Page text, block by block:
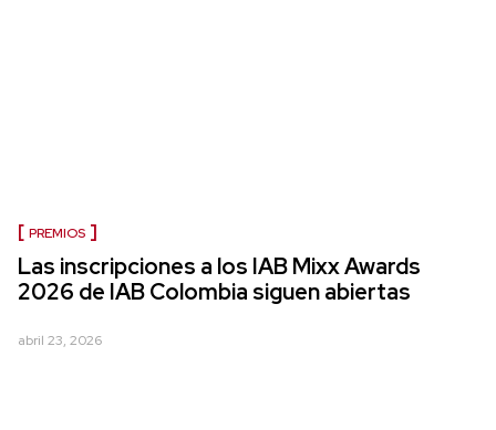
PREMIOS
Las inscripciones a los IAB Mixx Awards
2026 de IAB Colombia siguen abiertas
abril 23, 2026